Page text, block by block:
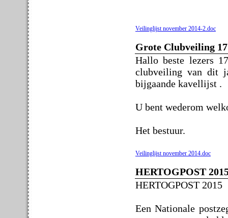
Veilinglijst november 2014-2.doc
Grote Clubveiling
Hallo beste lezers
clubveiling van dit
bijgaande kavellijst .
U bent wederom
Het bestuur.
Veilinglijst november 2014.doc
HERTOGPOST
HERTOGPOST 2015
Een Nationale